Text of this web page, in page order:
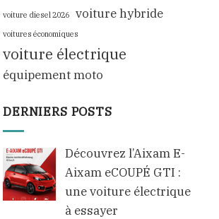
voiture diesel 2026 voiture hybride
voitures économiques
voiture électrique
équipement moto
DERNIERS POSTS
Découvrez l’Aixam E-
Aixam eCOUPÉ GTI :
une voiture électrique
à essayer